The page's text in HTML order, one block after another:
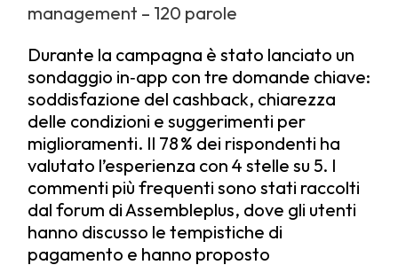
management – 120 parole
Durante la campagna è stato lanciato un
sondaggio in‑app con tre domande chiave:
soddisfazione del cashback, chiarezza
delle condizioni e suggerimenti per
miglioramenti. Il 78 % dei rispondenti ha
valutato l’esperienza con 4 stelle su 5. I
commenti più frequenti sono stati raccolti
dal forum di Assembleplus, dove gli utenti
hanno discusso le tempistiche di
pagamento e hanno proposto